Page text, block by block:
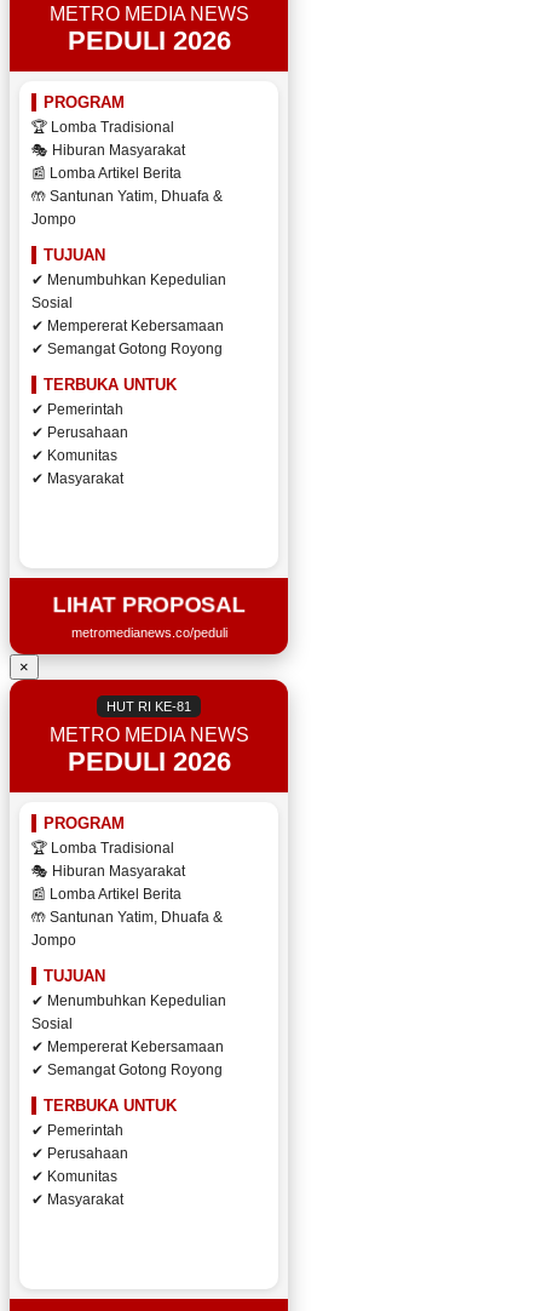
METRO MEDIA NEWS
PEDULI 2026
PROGRAM
🏆 Lomba Tradisional
🎭 Hiburan Masyarakat
📰 Lomba Artikel Berita
🤲 Santunan Yatim, Dhuafa &
Jompo
TUJUAN
✔ Menumbuhkan Kepedulian
Sosial
✔ Mempererat Kebersamaan
✔ Semangat Gotong Royong
TERBUKA UNTUK
✔ Pemerintah
✔ Perusahaan
✔ Komunitas
✔ Masyarakat
LIHAT PROPOSAL
metromedianews.co/peduli
×
HUT RI KE-81
METRO MEDIA NEWS
PEDULI 2026
PROGRAM
🏆 Lomba Tradisional
🎭 Hiburan Masyarakat
📰 Lomba Artikel Berita
🤲 Santunan Yatim, Dhuafa &
Jompo
TUJUAN
✔ Menumbuhkan Kepedulian
Sosial
✔ Mempererat Kebersamaan
✔ Semangat Gotong Royong
TERBUKA UNTUK
✔ Pemerintah
✔ Perusahaan
✔ Komunitas
✔ Masyarakat